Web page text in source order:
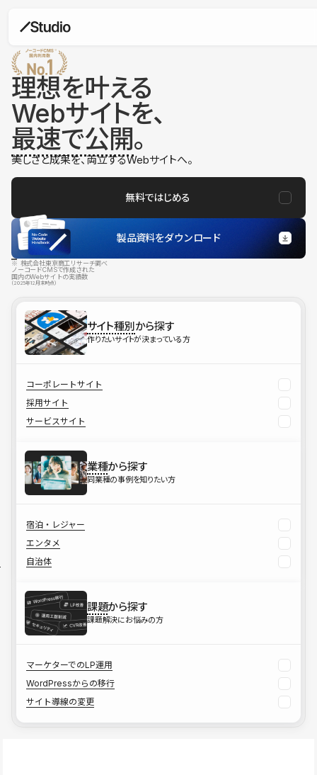
理想を叶える
Webサイトを、
最速で公開。
美しさと成果を、両立するWebサイトへ。
無料ではじめる
製品資料をダウンロード
※ 株式会社東京商工リサーチ調べ
ノーコードCMSで作成された
国内のWebサイトの実績数
（2025年12月末時点）
サイト種別から探す
作りたいサイトが決まっている方
コーポレートサイト
採用サイト
サービスサイト
業種から探す
同業種の事例を知りたい方
宿泊・レジャー
エンタメ
自治体
課題から探す
課題解決にお悩みの方
マーケターでのLP運用
WordPressからの移行
サイト導線の変更